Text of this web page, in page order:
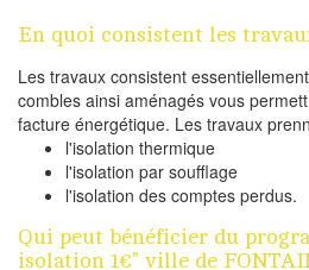
En quoi consistent les
Les travaux consistent
combles ainsi aménagés vous
facture énergétique. Les travaux
l'isolation thermique
l'isolation par soufflage
l'isolation des comptes perdus.
Qui peut bénéficier du
isolation 1€" ville de